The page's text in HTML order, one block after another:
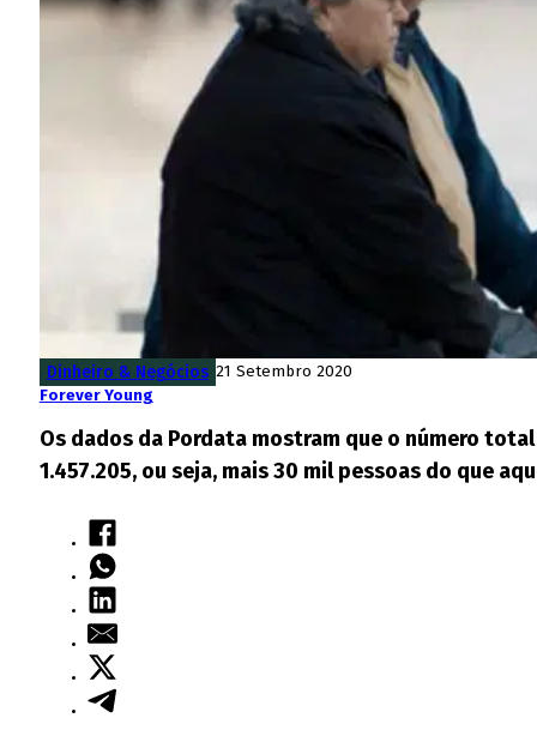
Dinheiro & Negócios 21 Setembro 2020
Forever Young
Os dados da Pordata mostram que o número
1.457.205, ou seja, mais 30 mil pessoas do que